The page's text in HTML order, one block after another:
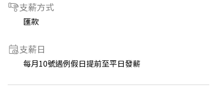
支薪方式
匯款
支薪日
每月10號遇例假日提前至平日發薪